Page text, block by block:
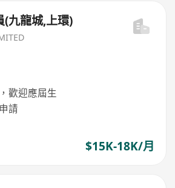
(九龍城,上環)
歡迎應屆生
請
$15K-18K/月